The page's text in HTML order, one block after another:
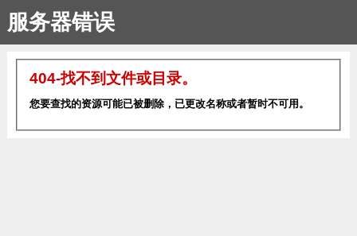
服务器错误
404-找不到文件或目录。
您要查找的资源可能已被删除，已更改名称或者暂时不可用。